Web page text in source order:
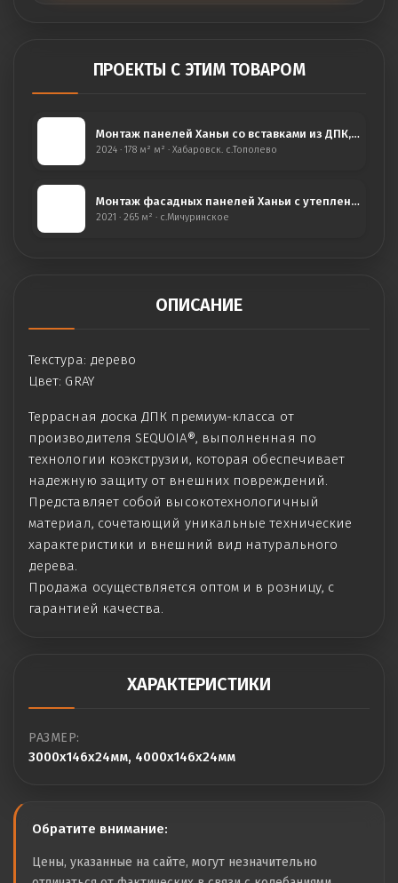
ПРОЕКТЫ С ЭТИМ ТОВАРОМ
Монтаж панелей Ханьи со вставками из ДПК, с. Тополево
2024 · 178 м² м² · Хабаровск. с.Тополево
Монтаж фасадных панелей Ханьи с утеплением,с.Мичуринское
2021 · 265 м² · с.Мичуринское
ОПИСАНИЕ
Текстура: дерево
Цвет: GRAY
Террасная доска ДПК премиум-класса от
производителя SEQUOIA®, выполненная по
технологии коэкструзии, которая обеспечивает
надежную защиту от внешних повреждений.
Представляет собой высокотехнологичный
материал, сочетающий уникальные технические
характеристики и внешний вид натурального
дерева.
Продажа осуществляется оптом и в розницу, с
гарантией качества.
ХАРАКТЕРИСТИКИ
РАЗМЕР:
3000x146x24мм, 4000x146x24мм
Обратите внимание:
Цены, указанные на сайте, могут незначительно